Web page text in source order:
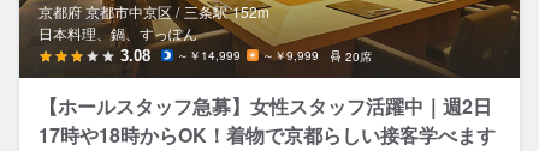
京都府 京都市中京区 / 三条駅 152m
日本料理、鍋、すっぽん
3.08 ～￥14,999 ～￥9,999 20席
【ホールスタッフ急募】女性スタッフ活躍中｜週2日
17時や18時からOK！着物で京都らしい接客学べます